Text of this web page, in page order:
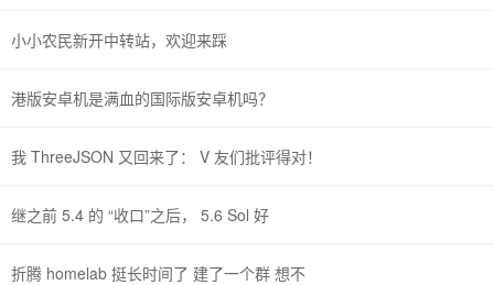
小小农民新开中转站，欢迎来踩
港版安卓机是满血的国际版安卓机吗？
我 ThreeJSON 又回来了： V 友们批评得对！
继之前 5.4 的 “收口”之后， 5.6 Sol 好
折腾 homelab 挺长时间了 建了一个群 想不